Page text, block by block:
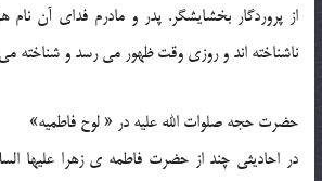
از پروردگار بخشايشگر. پدر و مادرم فداي آن
ناشناخته اند و روزي وقت ظهور مي رسد و شناخته مي
حضرت حجه صلوات الله عليه در « لوح فاطميه»
در احاديثي چند از حضرت فاطمه ي زهرا عليها